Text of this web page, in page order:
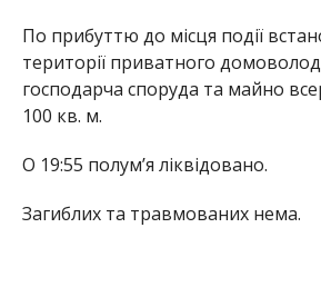
По прибуттю до місця події
території приватного
господарча споруда та майно
100 кв. м.
О 19:55 полум’я ліквідовано.
Загиблих та травмованих нема.